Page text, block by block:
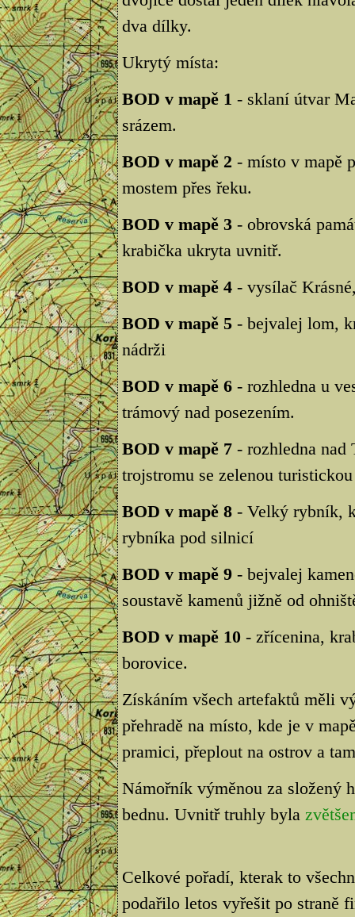
dva dílky.
Ukrytý místa:
BOD v mapě 1 - sklaní útvar
srázem.
BOD v mapě 2 - místo v mapě
mostem přes řeku.
BOD v mapě 3- obrovská
krabička ukryta uvnitř.
BOD v mapě 4- vysílač
BOD v mapě 5- bejvalej lom,
nádrži
BOD v mapě 6- rozhledna u
trámový nad posezením.
BOD v mapě 7- rozhledna nad
trojstromu se zelenou
BOD v mapě 8- Velký rybník,
rybníka pod silnicí
BOD v mapě 9- bejvalej
soustavě kamenů jižně od
BOD v mapě 10- zřícenina,
borovice.
Získáním všech artefaktů měli
přehradě na místo, kde je v
pramici, přeplout na ostrov a
Námořník výměnou za složený
bednu. Uvnitř truhly byla
Celkové pořadí, kterak to
podařilo letos vyřešit po straně